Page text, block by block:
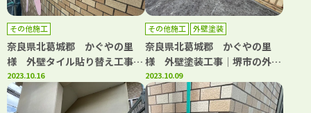
その他施工
奈良県北葛城郡 かぐやの里
様 外壁タイル貼り替え工事│
堺市の外壁塗装・屋根塗装・雨
漏り修理専門店 千成工務店
2023.10.16
その他施工 外壁塗装
奈良県北葛城郡 かぐやの里
様 外壁塗装工事│堺市の外壁
塗装・屋根塗装・雨漏り修理専
門店 千成工務店
2023.10.09